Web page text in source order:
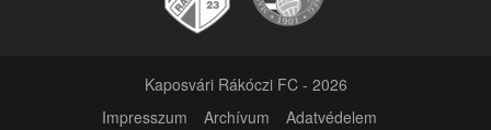
Kaposvári Rákóczi FC - 2026
Impresszum
Archívum
Adatvédelem